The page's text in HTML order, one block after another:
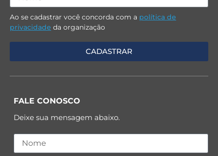
Ao se cadastrar você concorda com a política de
privacidade da organização
FALE CONOSCO
Deixe sua mensagem abaixo.